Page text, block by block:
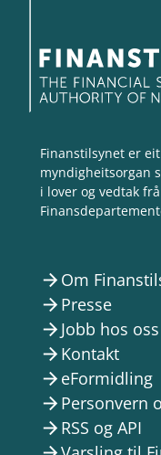
Finanstilsynet er
myndigheitsorgan
i lover og vedtak
arrow_forward Om
arrow_forward Presse
arrow_forward Jobb hos oss
arrow_forward Kontakt
arrow_forward eFormidling
arrow_forward Personvern
arrow_forward RSS og API